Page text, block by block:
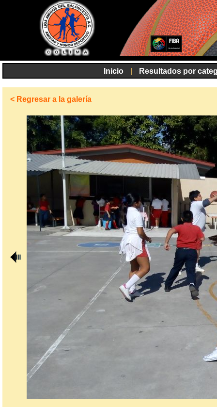
Inicio Resultados por
< Regresar a la galería